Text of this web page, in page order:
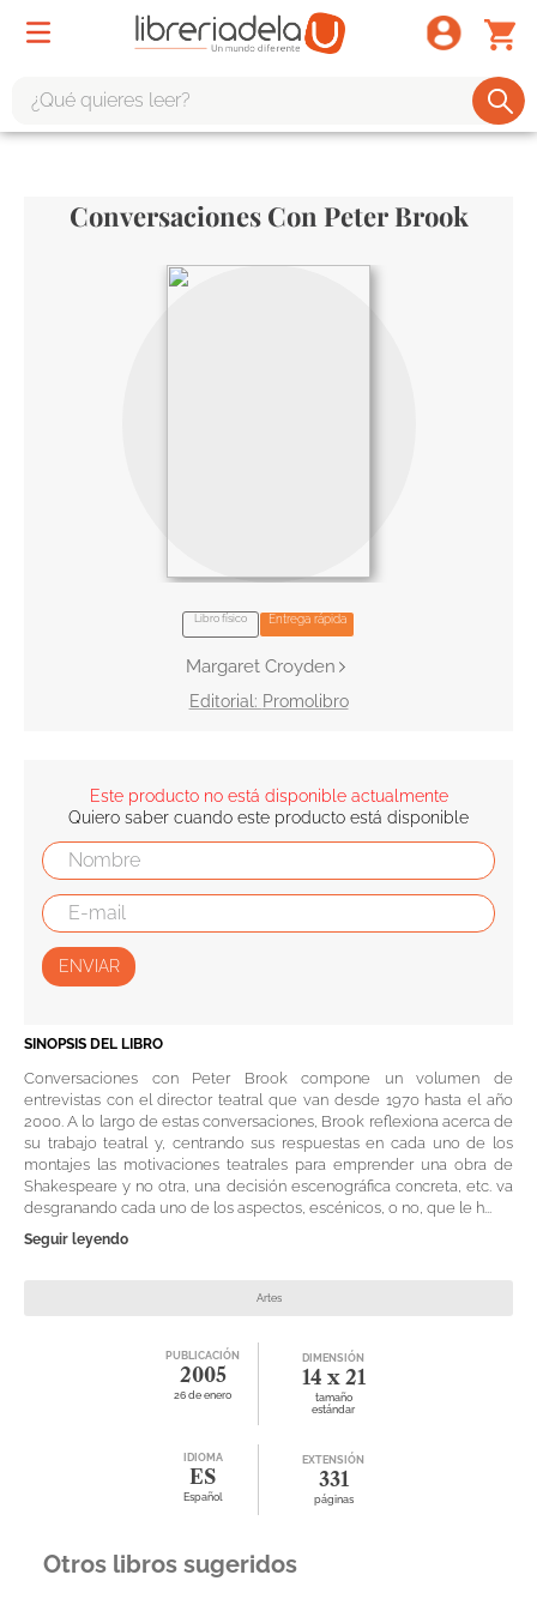
Conversaciones Con Peter Brook
Libro físico Entrega rápida
Margaret Croyden
Promolibro
Este producto no está disponible actualmente
Quiero saber cuando este producto está disponible
ENVIAR
SINOPSIS DEL LIBRO
Conversaciones con Peter Brook compone un volumen de
entrevistas con el director teatral que van desde 1970 hasta el año
2000. A lo largo de estas conversaciones, Brook reflexiona acerca de
su trabajo teatral y, centrando sus respuestas en cada uno de los
montajes las motivaciones teatrales para emprender una obra de
Shakespeare y no otra, una decisión escenográfica concreta, etc. va
desgranando cada uno de los aspectos, escénicos, o no, que le h...
Seguir leyendo
Artes
PUBLICACIÓN
2005
26 de enero
DIMENSIÓN
14 x 21
tamaño
estándar
IDIOMA
ES
Español
EXTENSIÓN
331
páginas
Otros libros sugeridos
harry potter
book haven